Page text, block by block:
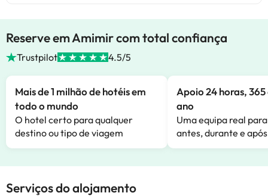
Reserve em Amimir com total confiança
Trustpilot 4.5/5
Mais de 1 milhão de hotéis em
todo o mundo
O hotel certo para qualquer
destino ou tipo de viagem
Apoio 24 horas,
ano
Uma equipa real
antes, durante e
Serviços do alojamento